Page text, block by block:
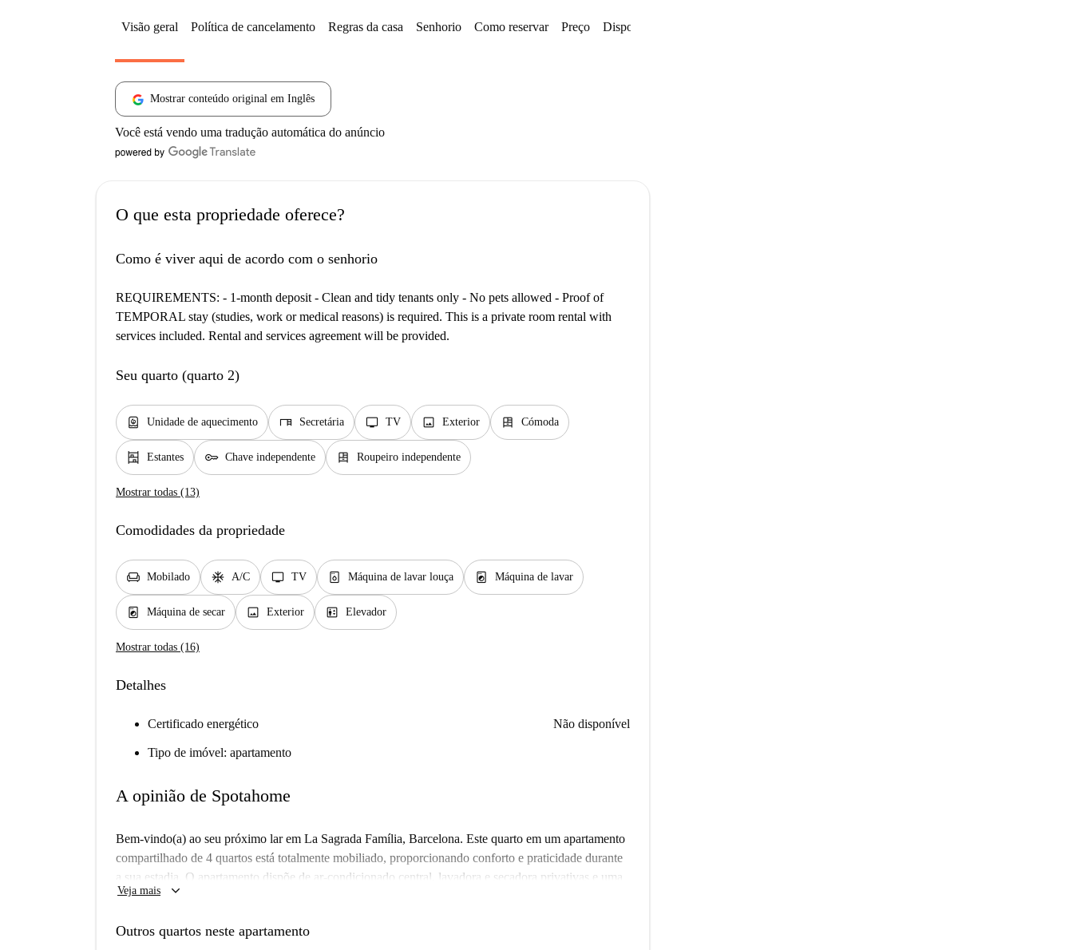
Visão geral Política de cancelamento Regras da casa Senhorio Como reservar Preço Disponibilidades
Mostrar conteúdo original em Inglês
Você está vendo uma tradução automática do anúncio
O que esta propriedade oferece?
Como é viver aqui de acordo com o senhorio
REQUIREMENTS: - 1-month deposit - Clean and tidy tenants only - No pets allowed - Proof of
TEMPORAL stay (studies, work or medical reasons) is required. This is a private room rental with
services included. Rental and services agreement will be provided.
Seu quarto (quarto 2)
water_heater Unidade de aquecimento desk Secretária tv TV image Exterior dresser Cómoda
shelves Estantes key Chave independente dresser Roupeiro independente
Mostrar todas (13)
Comodidades da propriedade
chair Mobilado ac_unit A/C tv TV dishwasher_gen Máquina de lavar louça local_laundry_service Máquina de lavar
local_laundry_service Máquina de secar image Exterior elevator Elevador
Mostrar todas (16)
Detalhes
Certificado energético Não disponível
Tipo de imóvel: apartamento
A opinião de Spotahome
Bem-vindo(a) ao seu próximo lar em La Sagrada Família, Barcelona. Este quarto em um apartamento
compartilhado de 4 quartos está totalmente mobiliado, proporcionando conforto e praticidade durante
a sua estadia. O apartamento dispõe de ar-condicionado central, lavadora e secadora privativas e uma
cozinha totalmente equipada com eletrodomésticos modernos, incluindo lava-louças e forno. Além
que não é permitido fumar, animais de estimação ou hóspedes durante a noite nesta propriedade, e as
Veja mais keyboard_arrow_down
Outros quartos neste apartamento